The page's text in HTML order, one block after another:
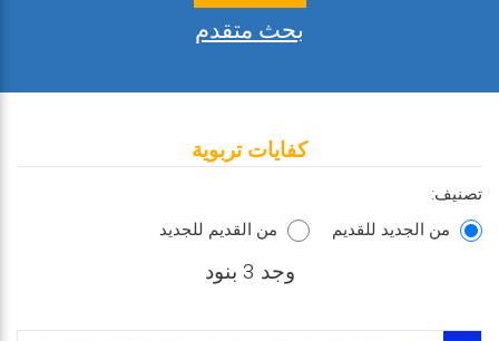
بحث متقدم
كفايات تربوية
تصنيف:
من الجديد للقديم
من القديم للجديد
وجد 3 بنود